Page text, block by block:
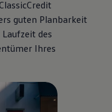
guten Planbarkeit
des
Ihres